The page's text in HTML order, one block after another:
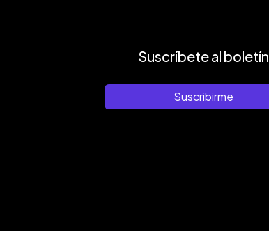
Suscríbete al boletín
Suscribirme